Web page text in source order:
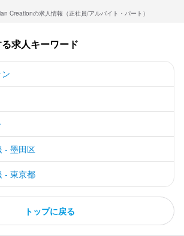
Creationの求人情報（正社員/アルバイト・パート）
求人キーワード
- 墨田区
- 東京都
トップに戻る